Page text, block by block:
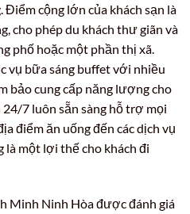
Điểm cộng lớn của khách sạn là
cho phép du khách thư giãn và
phố hoặc một phần thị xã.
vụ bữa sáng buffet với nhiều
bảo cung cấp năng lượng cho
7 luôn sẵn sàng hỗ trợ mọi
điểm ăn uống đến các dịch vụ
là một lợi thế cho khách đi
Minh Ninh Hòa được đánh giá